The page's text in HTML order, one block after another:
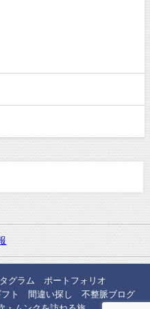
グラム
ポートフォリオ
ト 間違い探し
不整脈ブログ